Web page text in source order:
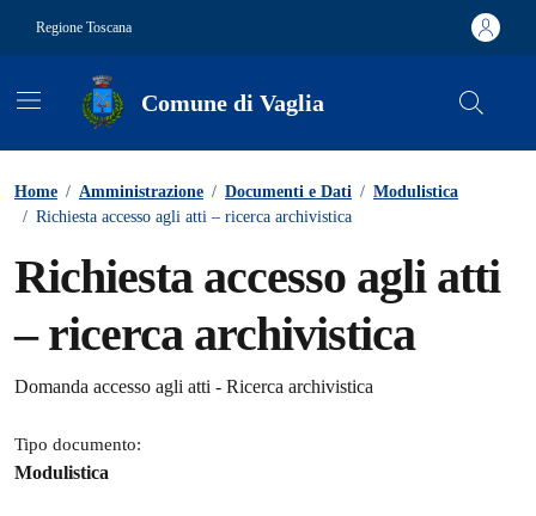
Regione Toscana
Comune di Vaglia
Home / Amministrazione / Documenti e Dati / Modulistica
/ Richiesta accesso agli atti – ricerca archivistica
Richiesta accesso agli atti
– ricerca archivistica
Dettagli del documento
Domanda accesso agli atti - Ricerca archivistica
Tipo documento:
Modulistica